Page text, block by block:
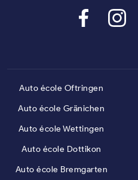
Auto école Oftringen
Auto école Gränichen
Auto école Wettingen
Auto école Dottikon
Auto école Bremgarten